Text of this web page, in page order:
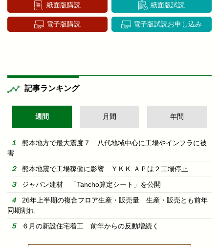
紙面版購読 紙面版試読
電子版購読 電子版試読お申し込み
記事ランキング
週間 月間 年間
熊本地方で最大震度７ 八代地域中心に工場やインフラに被
害
熊本地震で工場稼働に影響 ＹＫＫ ＡＰは２工場停止
ジャパン建材 「Tancho算定シート」を公開
26年上半期の複合フロア生産・販売量 生産・販売とも前年
同期割れ
６月の新設住宅着工 前年からの反動増続く